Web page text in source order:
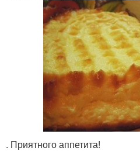
. Приятного аппетита!